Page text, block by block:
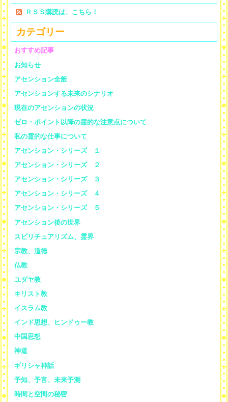
ＲＳＳ購読は、こちら！
カテゴリー
おすすめ記事
お知らせ
アセンション全般
アセンションする未来のシナリオ
現在のアセンションの状況
ゼロ・ポイント以降の霊的な注意点について
私の霊的な仕事について
アセンション・シリーズ １
アセンション・シリーズ ２
アセンション・シリーズ ３
アセンション・シリーズ ４
アセンション・シリーズ ５
アセンション後の世界
スピリチュアリズム、霊界
宗教、道徳
仏教
ユダヤ教
キリスト教
イスラム教
インド思想、ヒンドゥー教
中国思想
神道
ギリシャ神話
予知、予言、未来予測
時間と空間の秘密